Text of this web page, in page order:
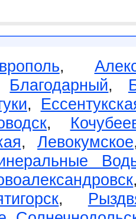
,
Благодарный,
,
,
, Левокумское
,